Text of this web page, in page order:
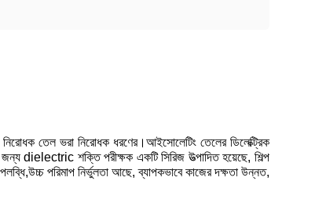
নিরোধক তেল ভরা নিরোধক ধরণের।আইসোলেটিং তেলের ডিলেক্ট্রিক
dielectric শক্তি পরীক্ষক একটি সিরিজ উত্পাদিত হয়েছে, শিল্প
পরিমাপ নির্ভুলতা আছে, ব্যাপকভাবে কাজের দক্ষতা উন্নত,